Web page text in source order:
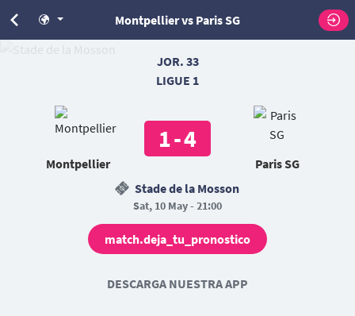
Montpellier vs Paris SG
JOR. 33
LIGUE 1
Montpellier
1-4
Paris SG
Stade de la Mosson
Sat, 10 May - 21:00
match.deja_tu_pronostico
DESCARGA NUESTRA APP